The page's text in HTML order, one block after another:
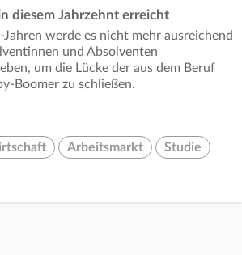
diesem Jahrzehnt erreicht
werde es nicht mehr ausreichend
und Absolventen
um die Lücke der aus dem Beruf
Boomer zu schließen.
Arbeitsmarkt Studie